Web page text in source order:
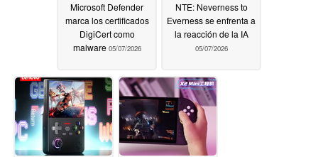
Microsoft Defender
marca los certificados
DigiCert como
malware 05/07/2026
NTE: Neverness to
Everness se enfrenta a
la reacción de la IA
05/07/2026